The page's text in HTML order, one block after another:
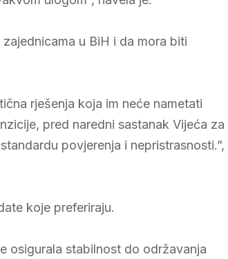
u BiH i da mora biti
rješenja koja im neće nametati
pred naredni sastanak Vijeća za
povjerenja i nepristrasnosti.”,
koje preferiraju.
osigurala stabilnost do održavanja